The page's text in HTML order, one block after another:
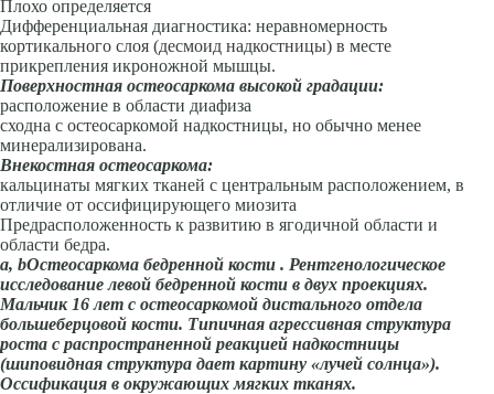
Плохо определяется
Дифференциальная диагностика: неравномерность
кортикального слоя (десмоид надкостницы) в месте
прикрепления икроножной мышцы.
Поверхностная остеосаркома высокой градации:
расположение в области диафиза
сходна с остеосаркомой надкостницы, но обычно менее
минерализирована.
Внекостная остеосаркома:
кальцинаты мягких тканей с центральным расположением, в
отличие от оссифицирующего миозита
Предрасположенность к развитию в ягодичной области и
области бедра.
а, bОстеосаркома бедренной кости . Рентгенологическое
исследование левой бедренной кости в двух проекциях.
Мальчик 16 лет c остеосаркомой дистального отдела
большеберцовой кости. Типичная агрессивная структура
роста с распространенной реакцией надкостницы
(шиповидная структура дает картину «лучей солнца»).
Оссификация в окружающих мягких тканях.